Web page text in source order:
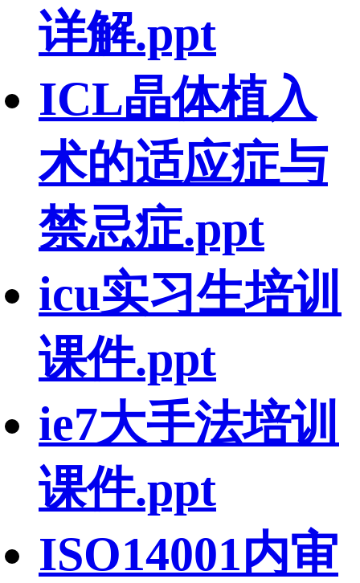
详解.ppt
ICL晶体植入
术的适应症与
禁忌症.ppt
icu实习生培训
课件.ppt
ie7大手法培训
课件.ppt
ISO14001内审